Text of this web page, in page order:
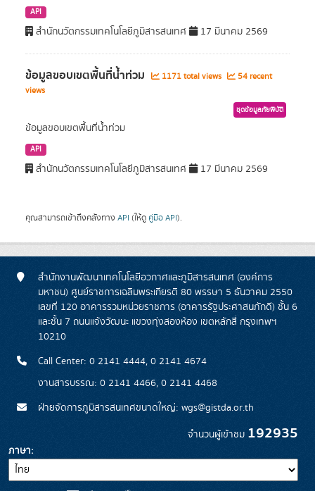
API
สำนักนวัตกรรมเทคโนโลยีภูมิสารสนเทศ 17 มีนาคม 2569
ข้อมูลขอบเขตพื้นที่น้ำท่วม 1171 total views
54 recent
views
ชุดข้อมูลภัยพิบัติ
ข้อมูลขอบเขตพื้นที่น้ำท่วม
API
สำนักนวัตกรรมเทคโนโลยีภูมิสารสนเทศ 17 มีนาคม 2569
คุณสามารถเข้าถึงคลังทาง API (ให้ดู คู่มือ API).
สำนักงานพัฒนาเทคโนโลยีอวกาศและภูมิสารสนเทศ (องค์การ
มหาชน) ศูนย์ราชการเฉลิมพระเกียรติ 80 พรรษา 5 ธันวาคม 2550
เลขที่ 120 อาคารรวมหน่วยราชการ (อาคารรัฐประศาสนภักดี) ชั้น 6
และชั้น 7 ถนนแจ้งวัฒนะ แขวงทุ่งสองห้อง เขตหลักสี่ กรุงเทพฯ
10210
Call Center: 0 2141 4444, 0 2141 4674
งานสารบรรณ: 0 2141 4466, 0 2141 4468
ฝ่ายจัดการภูมิสารสนเทศขนาดใหญ่: wgs@gistda.or.th
จำนวนผู้เข้าชม 192935
ภาษา